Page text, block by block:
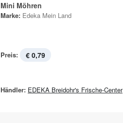
Mini Möhren
Marke: Edeka Mein Land
Preis: € 0,79
Händler: EDEKA Breidohr's Frische-Center